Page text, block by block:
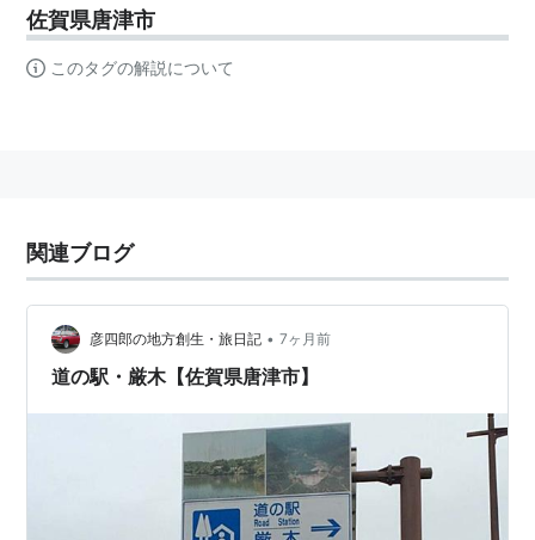
佐賀県唐津市
このタグの解説について
関連ブログ
彦四郎の地方創生・旅日記 • 7ヶ月前
道の駅・厳木【佐賀県唐津市】